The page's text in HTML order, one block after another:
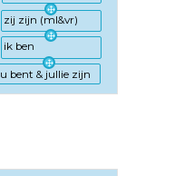
zij zijn (ml&vr)
ik ben
u bent & jullie zijn